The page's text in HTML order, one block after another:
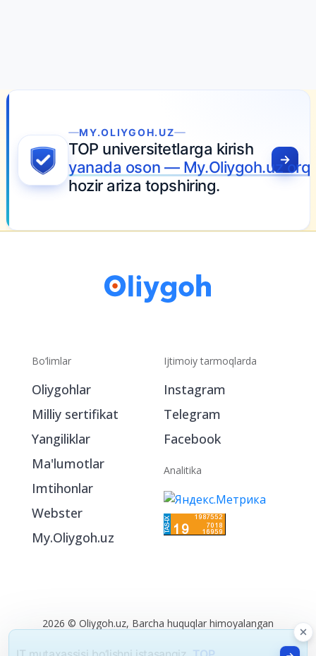
MY.OLIYGOH.UZ
TOP universitetlarga kirish
yanada oson — My.Oliygoh.uz
hozir ariza topshiring.
Bo‘limlar
Oliygohlar
Milliy sertifikat
Yangiliklar
Ma'lumotlar
Imtihonlar
Webster
My.Oliygoh.uz
Ijtimoiy tarmoqlarda
Instagram
Telegram
Facebook
Analitika
2026 © Oliygoh.uz, Barcha huquqlar himoyalangan
IT mutaxassisi bo‘lishni istasangiz, TOP